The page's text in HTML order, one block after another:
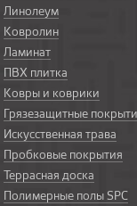
Линолеум
Ковролин
Ламинат
ПВХ плитка
Ковры и коврики
Грязезащитные
Искусственная трава
Пробковые покрытия
Террасная доска
Полимерные полы SPC